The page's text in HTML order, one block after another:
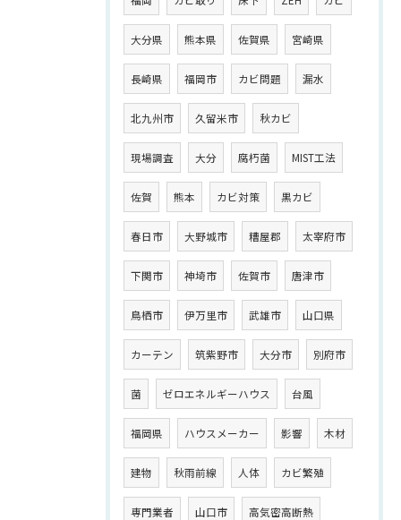
大分県 熊本県 佐賀県 宮崎県
長崎県 福岡市 カビ問題 漏水
北九州市 久留米市 秋カビ
現場調査 大分 腐朽菌 MIST工法
佐賀 熊本 カビ対策 黒カビ
春日市 大野城市 糟屋郡 太宰府市
下関市 神埼市 佐賀市 唐津市
鳥栖市 伊万里市 武雄市 山口県
カーテン 筑紫野市 大分市 別府市
菌 ゼロエネルギーハウス 台風
福岡県 ハウスメーカー 影響 木材
建物 秋雨前線 人体 カビ繁殖
専門業者 山口市 高気密高断熱